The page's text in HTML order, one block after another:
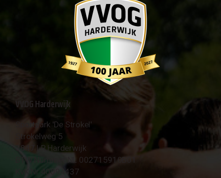
VVOG Harderwijk
Sportpark 'De Strokel'
Strokelweg 5
3847 LR Harderwijk
BTW Nummer NL 002715910B01
KvK Nr 40094437